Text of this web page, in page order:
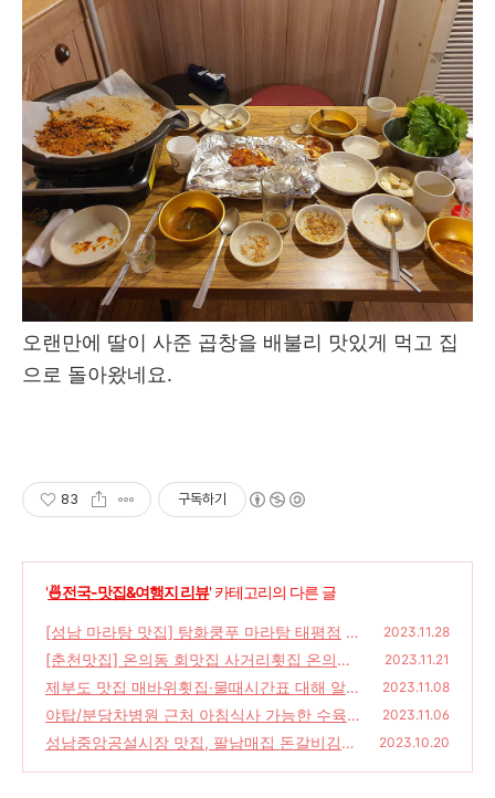
오랜만에 딸이 사준 곱창을 배불리 맛있게 먹고 집
으로 돌아왔네요.
83 구독하기
'🍜전국-맛집&여행지 리뷰' 카테고리의 다른 글
[성남 마라탕 맛집] 탕화쿵푸 마라탕 태평점
(1
72)
2023.11.28
[춘천맛집] 온의동 회맛집 사거리횟집 온의점
(212)
2023.11.21
제부도 맛집 매바위횟집·물때시간표 대해 알아
보자!
(187)
2023.11.08
야탑/분당차병원 근처 아침식사 가능한 수육
국밥 맛집 '더진국 수육국밥 분당차병원점'
2023.11.06
성남중앙공설시장 맛집, 팔남매집 돈갈비김치
2023.10.20